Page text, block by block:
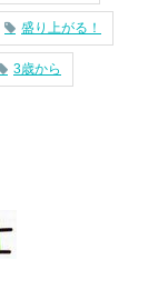
盛り上がる！
3歳から